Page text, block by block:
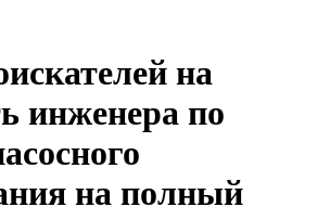
на
инженера по
на полный